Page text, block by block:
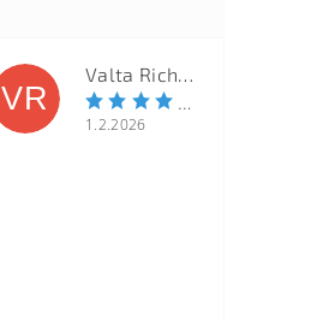
VR
Valta Richard
1.2.2026